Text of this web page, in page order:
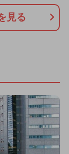
見る